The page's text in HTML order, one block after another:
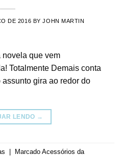
DE 2016 BYJOHN MARTIN
novela que vem
Totalmente Demais conta
gira ao redor do
LENDO →
Marcado Acessórios da